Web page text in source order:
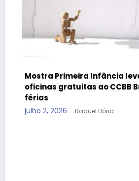
Mostra Primeira Infância
oficinas gratuitas ao CCBB
férias
julho 2, 2026 Raquel Dória